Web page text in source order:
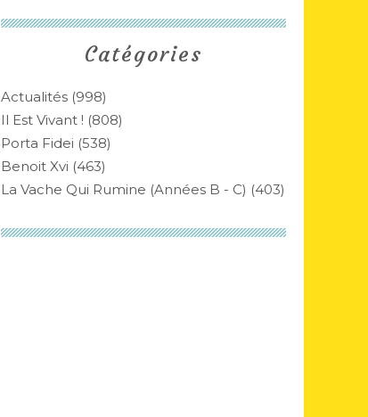
Catégories
Actualités (998)
Il Est Vivant ! (808)
Porta Fidei (538)
Benoit Xvi (463)
La Vache Qui Rumine (années B - C) (403)